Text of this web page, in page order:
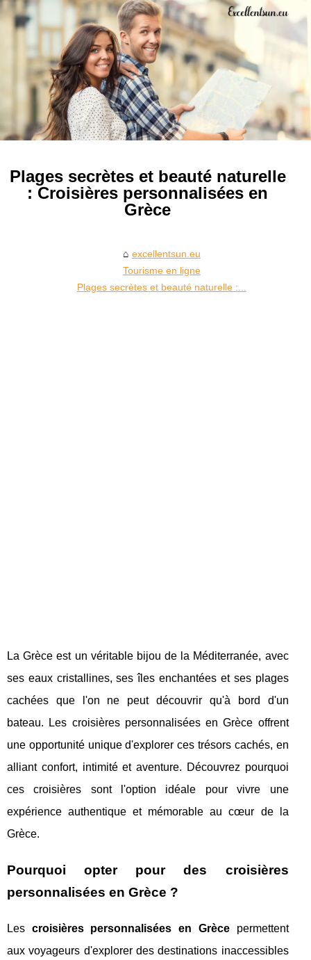
Plages secrètes et beauté naturelle
: Croisières personnalisées en
Grèce
excellentsun.eu
Tourisme en ligne
Plages secrètes et beauté naturelle :...
La Grèce est un véritable bijou de la Méditerranée, avec
ses eaux cristallines, ses îles enchantées et ses plages
cachées que l'on ne peut découvrir qu'à bord d'un
bateau. Les croisières personnalisées en Grèce offrent
une opportunité unique d'explorer ces trésors cachés, en
alliant confort, intimité et aventure. Découvrez pourquoi
ces croisières sont l'option idéale pour vivre une
expérience authentique et mémorable au cœur de la
Grèce.
Pourquoi opter pour des croisières
personnalisées en Grèce ?
Les croisières personnalisées en Grècepermettent
aux voyageurs d'explorer des destinations inaccessibles